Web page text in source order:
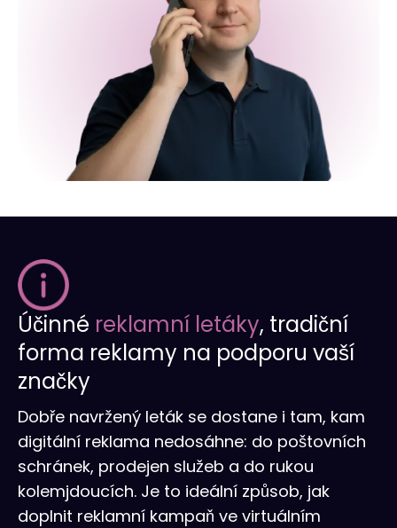
Účinné reklamní letáky, tradiční
forma reklamy na podporu vaší
značky
Dobře navržený leták se dostane i tam, kam
digitální reklama nedosáhne: do poštovních
schránek, prodejen služeb a do rukou
kolemjdoucích. Je to ideální způsob, jak
doplnit reklamní kampaň ve virtuálním